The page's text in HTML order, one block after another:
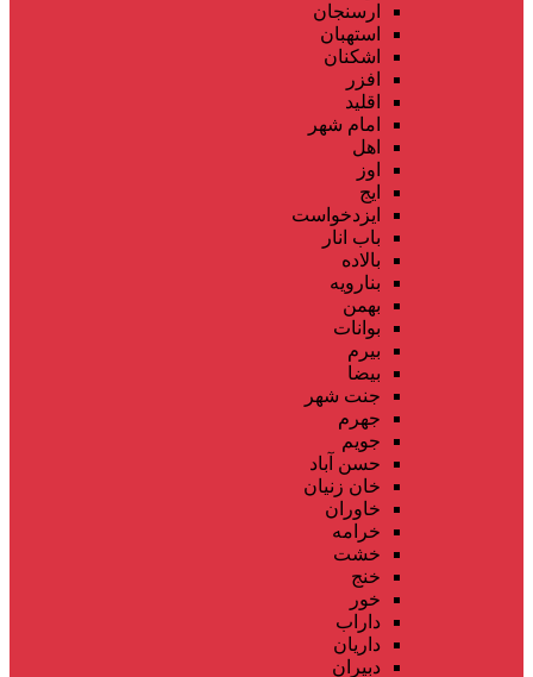
ارسنجان
استهبان
اشکنان
افزر
اقلید
امام شهر
اهل
اوز
ایج
ایزدخواست
باب انار
بالاده
بنارویه
بهمن
بوانات
بیرم
بیضا
جنت شهر
جهرم
جویم
حسن آباد
خان زنیان
خاوران
خرامه
خشت
خنج
خور
داراب
داریان
دبیران